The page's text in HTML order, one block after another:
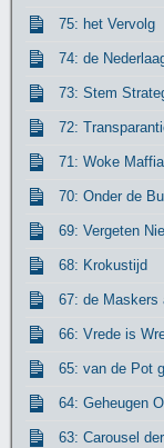
75: het Vervolg
74: de
73: Stem
72:
71: Woke Maffia
70: Onder de
69: Vergeten
68: Krokustijd
67: de Maskers
66: Vrede is
65: van de Pot
64: Geheugen
63: Carousel